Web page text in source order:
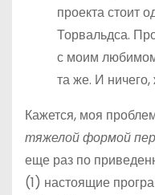
проекта стоит
Торвальдса.
с моим
та же. И
Кажется, моя
тяжелой формой
еще раз по
(1) настоящие